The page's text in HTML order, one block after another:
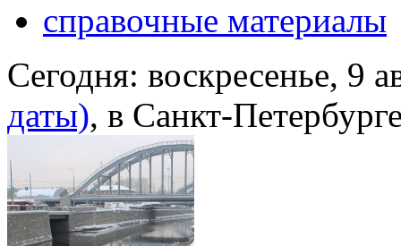
справочные материалы
Сегодня: воскресенье, 9
даты), в Санкт-